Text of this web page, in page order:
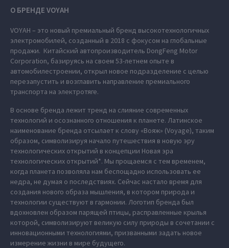
О БРЕНДЕ VOYAH
VOYAH – это новый премиальный бренд высокотехнологичных
электромобилей, созданный в 2018 с фокусом на глобальные
продажи. Китайский автопроизводитель DongFeng Motor
Corporation, базируясь на своем 53-летнем опыте в
автомобилестроении, открыл новое подразделение с целью
перезапустить и возглавить направление премиального
транспорта на электротяге.
В основе бренда лежит тренд на слияние современных
технологий и осознанного отношения к планете. Латинское
наименование бренда отсылает к слову «Вояж» (Voyage), таким
образом, символизируя начало путешествия в новую эру
технологических открытий в концепции Новая эра
технологических открытий*. Мы прощаемся с тем временем,
когда планета позволяла нам беспощадно использовать ее
недра, не думая о последствиях. Сейчас настало время для
создания нового образа мышления, в котором природа и
технологии существуют в гармонии. Логотип бренда был
вдохновлен образом парящей птицы, расправленные крылья
которой, символизируют великую силу природы в сочетании с
инновационными технологиями, призванными задать новое
измерение жизни в мире будущего.